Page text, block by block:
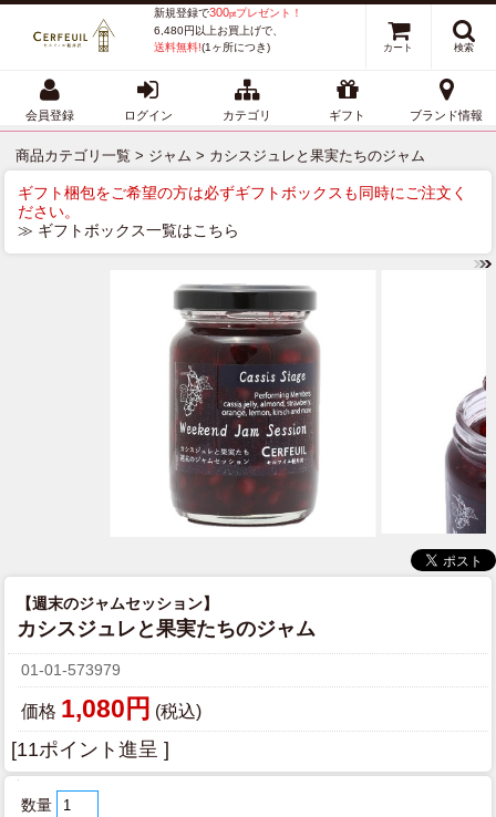
新規登録で300ptプレゼント！
6,480円以上お買上げで、
送料無料!(1ヶ所につき) 検索
カート
会員登録 ログイン カテゴリ ギフト ブランド情報
商品カテゴリ一覧 > ジャム > カシスジュレと果実たちのジャム
ギフト梱包をご希望の方は必ずギフトボックスも同時にご注文く
ださい。
≫ ギフトボックス一覧はこちら
【週末のジャムセッション】
カシスジュレと果実たちのジャム
01-01-573979
価格 1,080円 (税込)
[11ポイント進呈 ]
数量